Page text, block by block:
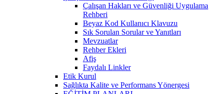
Çalışan Hakları ve Güvenliği Uygulama
Rehberi
Beyaz Kod Kullanıcı Klavuzu
Sık Sorulan Sorular ve Yanıtları
Mevzuatlar
Rehber Ekleri
Afiş
Faydalı Linkler
Etik Kurul
Sağlıkta Kalite ve Performans Yönergesi